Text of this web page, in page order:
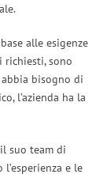
alle esigenze
richiesti, sono
bisogno di
l’azienda ha la
suo team di
e le